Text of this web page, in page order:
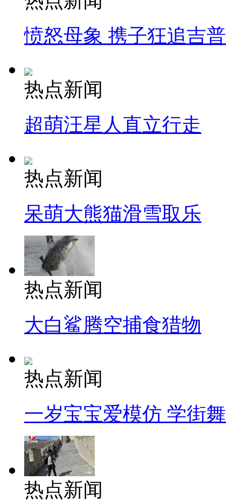
愤怒母象 携子狂追吉
热点新闻
超萌汪星人直立行走
热点新闻
呆萌大熊猫滑雪取乐
热点新闻
大白鲨腾空捕食猎物
热点新闻
一岁宝宝爱模仿 学街
热点新闻